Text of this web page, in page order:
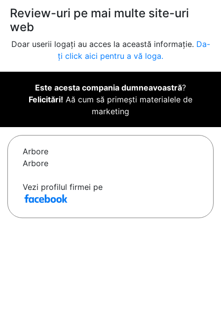
Review-uri pe mai multe site-uri
web
Doar userii logați au acces la această informație. Da-
ți click aici pentru a vă loga.
Este acesta compania dumneavoastră?
Felicitări! Aă cum să primești materialele de
marketing
Arbore
Arbore
Vezi profilul firmei pe